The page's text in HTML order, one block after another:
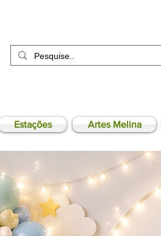
Estações Artes Melina